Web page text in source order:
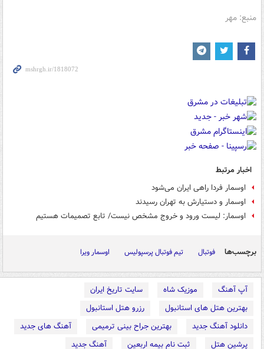
منبع: مهر
اخبار مرتبط
اوسمار فردا راهی ایران می‌شود
اوسمار و دستیارش به تهران رسیدند
اوسمار: لیست ورود و خروج مشخص نیست/ تابع تصمیمات هستیم
برچسب‌ها فوتبال تیم فوتبال پرسپولیس اوسمار ویرا
آپ آهنگ موزیک شاه
سایت تاریخ ایران
بهترین هتل های استانبول
رزرو هتل استانبول
دانلود آهنگ جدید
بهترین جراح بینی ترمیمی
آهنگ های جدید
پرشین هتل
ثبت نام بیمه اربعین
آهنگ جدید